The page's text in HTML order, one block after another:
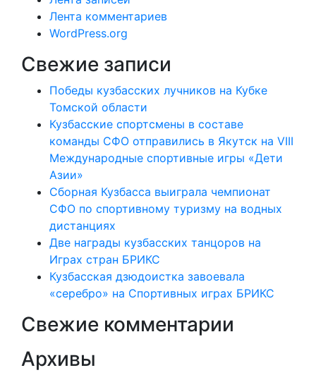
Лента комментариев
WordPress.org
Свежие записи
Победы кузбасских лучников на Кубке
Томской области
Кузбасские спортсмены в составе
команды СФО отправились в Якутск на VIII
Международные спортивные игры «Дети
Азии»
Сборная Кузбасса выиграла чемпионат
СФО по спортивному туризму на водных
дистанциях
Две награды кузбасских танцоров на
Играх стран БРИКС
Кузбасская дзюдоистка завоевала
«серебро» на Спортивных играх БРИКС
Свежие комментарии
Архивы